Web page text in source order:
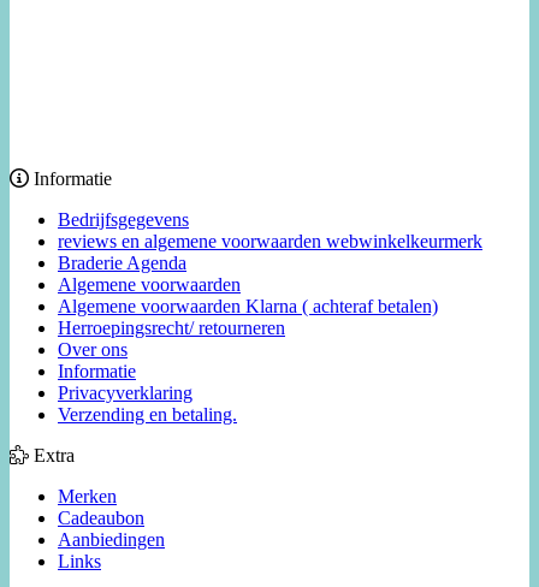
Informatie
Bedrijfsgegevens
reviews en algemene voorwaarden webwinkelkeurmerk
Braderie Agenda
Algemene voorwaarden
Algemene voorwaarden Klarna ( achteraf betalen)
Herroepingsrecht/ retourneren
Over ons
Informatie
Privacyverklaring
Verzending en betaling.
Extra
Merken
Cadeaubon
Aanbiedingen
Links